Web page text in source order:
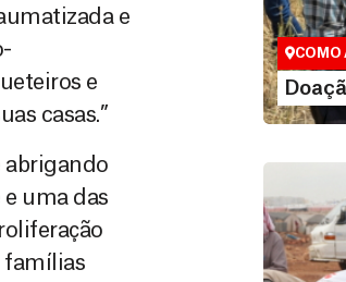
e
e
casas.”
abrigando
uma das
famílias
maneiras,
valor que
COMO